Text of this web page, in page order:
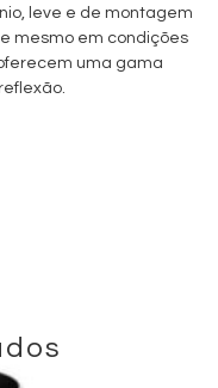
leve e de montagem
mesmo em condições
uma gama